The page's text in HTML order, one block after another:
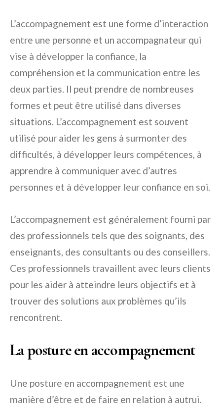
L’accompagnement est une forme d’interaction
entre une personne et un accompagnateur qui
vise à développer la confiance, la
compréhension et la communication entre les
deux parties. Il peut prendre de nombreuses
formes et peut être utilisé dans diverses
situations. L’accompagnement est souvent
utilisé pour aider les gens à surmonter des
difficultés, à développer leurs compétences, à
apprendre à communiquer avec d’autres
personnes et à développer leur confiance en soi.
L’accompagnement est généralement fourni par
des professionnels tels que des soignants, des
enseignants, des consultants ou des conseillers.
Ces professionnels travaillent avec leurs clients
pour les aider à atteindre leurs objectifs et à
trouver des solutions aux problèmes qu’ils
rencontrent.
La posture en accompagnement
Une posture en accompagnement est une
manière d’être et de faire en relation à autrui.